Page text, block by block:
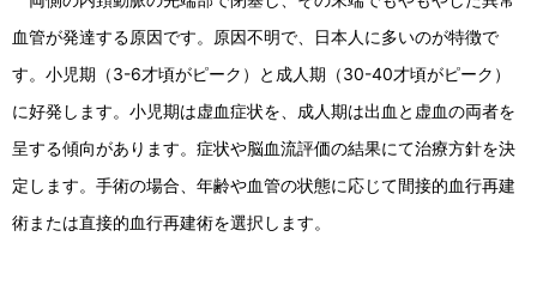
血管が発達する原因です。原因不明で、日本人に多いのが特徴で
す。小児期（3-6才頃がピーク）と成人期（30-40才頃がピーク）
に好発します。小児期は虚血症状を、成人期は出血と虚血の両者を
呈する傾向があります。症状や脳血流評価の結果にて治療方針を決
定します。手術の場合、年齢や血管の状態に応じて間接的血行再建
術または直接的血行再建術を選択します。